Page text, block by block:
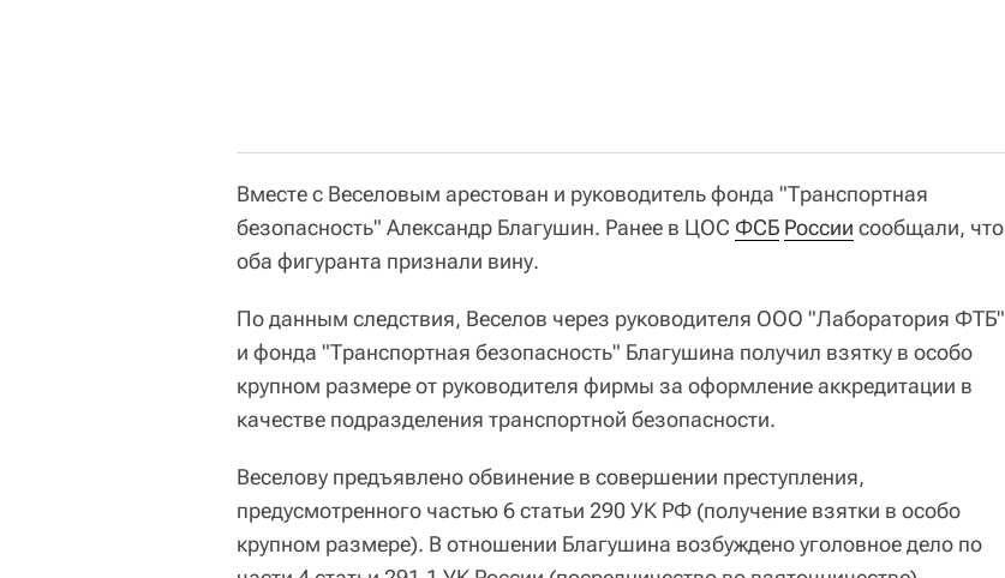
Вместе с Веселовым арестован и руководитель фонда "Транспортная
безопасность" Александр Благушин. Ранее в ЦОС ФСБ России сообщали, что
оба фигуранта признали вину.
По данным следствия, Веселов через руководителя ООО "Лаборатория ФТБ"
и фонда "Транспортная безопасность" Благушина получил взятку в особо
крупном размере от руководителя фирмы за оформление аккредитации в
качестве подразделения транспортной безопасности.
Веселову предъявлено обвинение в совершении преступления,
предусмотренного частью 6 статьи 290 УК РФ (получение взятки в особо
крупном размере). В отношении Благушина возбуждено уголовное дело по